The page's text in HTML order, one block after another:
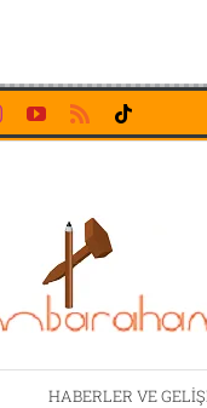
InstagramYouTubeRss
HABERLER VE